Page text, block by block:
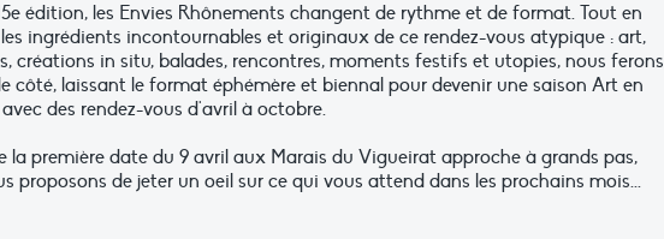
édition, les Envies Rhônements changent de rythme et de format. Tout en
ingrédients incontournables et originaux de ce rendez-vous atypique : art,
créations in situ, balades, rencontres, moments festifs et utopies, nous ferons
côté, laissant le format éphémère et biennal pour devenir une saison Art en
avec des rendez-vous d'avril à octobre.
la première date du 9 avril aux Marais du Vigueirat approche à grands pas,
proposons de jeter un oeil sur ce qui vous attend dans les prochains mois...